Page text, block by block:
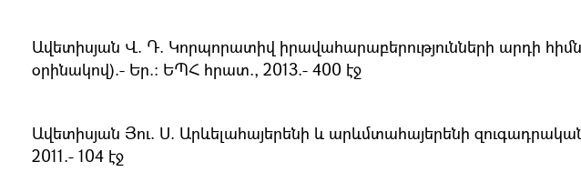
Ավետիսյան Վ. Դ. Կորպորատիվ իրավահարաբերությունների արդի
օրինակով).- Եր.։ ԵՊՀ հրատ., 2013.- 400 էջ
Ավետիսյան Յու. Ս. Արևելահայերենի և արևմտահայերենի
2011.- 104 էջ